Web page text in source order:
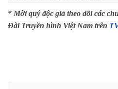
VTV4
* Mời quý độc giả theo dõi các
Đài Truyền hình Việt Nam trên